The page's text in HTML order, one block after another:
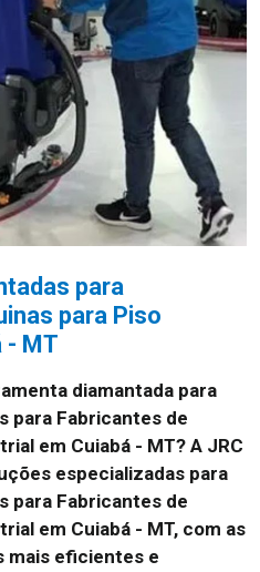
para
para Piso
- MT
diamantada para
para Fabricantes de
em Cuiabá - MT? A JRC
especializadas para
para Fabricantes de
em Cuiabá - MT, com as
mais eficientes e